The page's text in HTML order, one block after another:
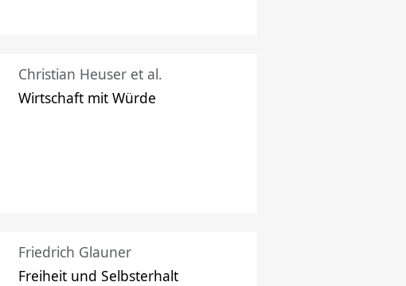
Christian Heuser et al.
Wirtschaft mit Würde
Friedrich Glauner
Freiheit und Selbsterhalt